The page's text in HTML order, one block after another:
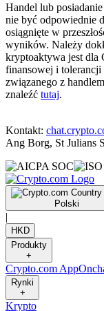
Handel lub
nie być odpowiednie
osiągnięte w
wyników. Należy
kryptoaktywa jest dla
finansowej i
związanego z
znaleźć tutaj.
Kontakt:
Ang Borg, St Julians
Polski
|
HKD
Produkty
+
Crypto.com App
Rynki
+
Krypto